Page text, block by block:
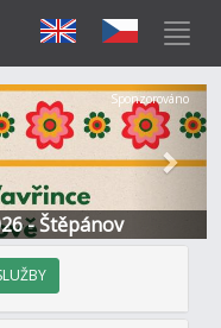
- Štěpánov
Další
Sponzorováno